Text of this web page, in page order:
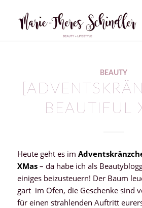
BEAUTY
BEAUTIFUL
Heute geht es im
XMas– da habe ich als
einiges beizusteuern! Der Baum
gart im Ofen, die Geschenke sind
für einen strahlenden Auftritt